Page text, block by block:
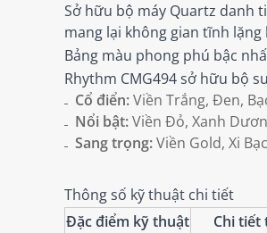
Sở hữu bộ máy Quartz danh
mang lại không gian tĩnh
Bảng màu phong phú bậc
Rhythm CMG494 sở hữu bộ
Cổ điển:Viền Trắng, Đen,
Nổi bật:Viền Đỏ, Xanh
Sang trọng:Viền Gold, Xi
Thông số kỹ thuật chi tiết
Đặc điểm kỹ thuật
Chi tiết